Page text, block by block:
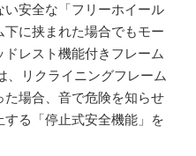
安全な「フリーホイール
に挟まれた場合でもモー
レスト機能付きフレーム
、リクライニングフレーム
場合、音で危険を知らせ
る「停止式安全機能」を